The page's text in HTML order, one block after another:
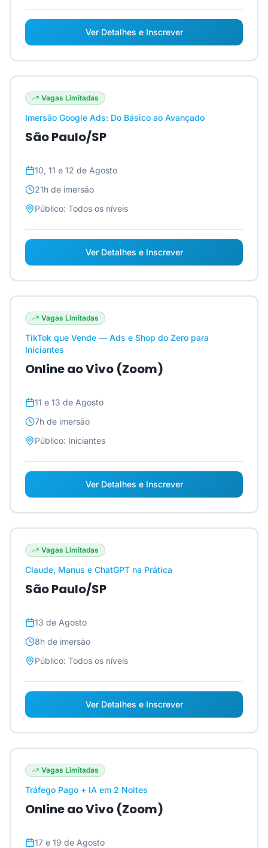
Ver Detalhes e Inscrever
Vagas Limitadas
Imersão Google Ads: Do Básico ao Avançado
São Paulo/SP
10, 11 e 12 de Agosto
21h de imersão
Público: Todos os níveis
Ver Detalhes e Inscrever
Vagas Limitadas
TikTok que Vende — Ads e Shop do Zero para
Iniciantes
Online ao Vivo (Zoom)
11 e 13 de Agosto
7h de imersão
Público: Iniciantes
Ver Detalhes e Inscrever
Vagas Limitadas
Claude, Manus e ChatGPT na Prática
São Paulo/SP
13 de Agosto
8h de imersão
Público: Todos os níveis
Ver Detalhes e Inscrever
Vagas Limitadas
Tráfego Pago + IA em 2 Noites
Online ao Vivo (Zoom)
17 e 19 de Agosto